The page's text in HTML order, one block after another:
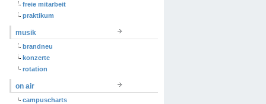
freie mitarbeit
praktikum
musik
brandneu
konzerte
rotation
on air
campuscharts